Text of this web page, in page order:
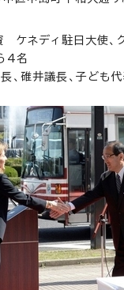
ネディ駐日大使、
4名
、碓井議長、子ども